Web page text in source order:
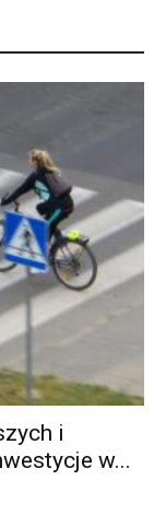
i
w...